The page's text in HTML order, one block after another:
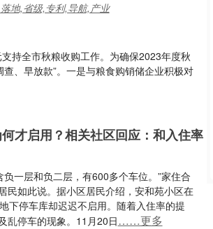
地,省级,专利,导航,产业
持全市秋粮收购工作。为确保2023年度秋
、早放款”。一是与粮食购销储企业积极对
才启用？相关社区回应：和入住率
一层和负二层，有600多个车位。”家住合
民如此说。据小区居民介绍，安和苑小区在
下停车库却迟迟不启用。随着入住率的提
乱停车的现象。11月20日……更多